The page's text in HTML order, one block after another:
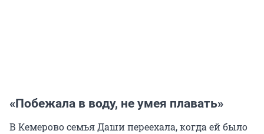
«Побежала в воду, не умея плавать»
В Кемерово семья Даши переехала, когда ей было